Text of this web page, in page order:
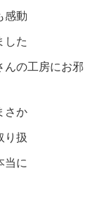
感動
した
んの工房にお邪
さか
り扱
当に